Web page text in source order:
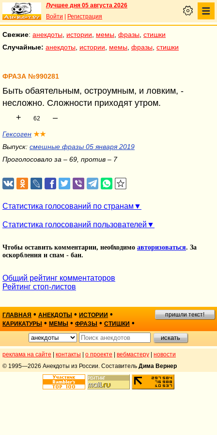
Лучшее дня 05 августа 2026
Войти
Регистрация
Свежие: анекдоты истории мемы фразы стишки
Случайные: анекдоты истории мемы фразы стишки
ФРАЗА №990281
Быть обаятельным, остроумным, и ловким, -
несложно. Сложности приходят утром.
+
62 –
Гексоген ★★
Выпуск: смешные фразы 05 января 2019
Проголосовало за – 69, против – 7
Статистика голосований по странам
Статистика голосований пользователей
Чтобы оставить комментарии, необходимо авторизоваться. За
оскорбления и спам - бан.
Общий рейтинг комментаторов
Рейтинг стоп-листов
ГЛАВНАЯ • АНЕКДОТЫ • ИСТОРИИ •
КАРИКАТУРЫ • МЕМЫ • ФРАЗЫ • СТИШКИ •
пришли текст!
реклама на сайте контакты о проекте вебмастеру
новости
© 1995—2026 Анекдоты из России. Составитель Дима Вернер